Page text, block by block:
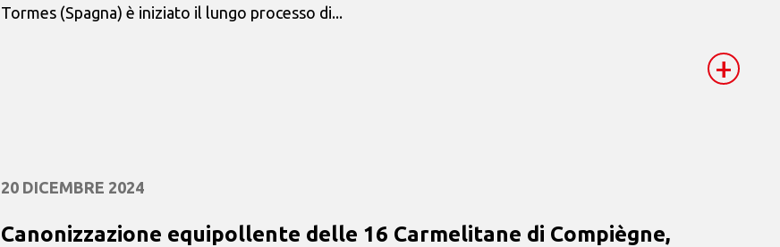
Tormes (Spagna) è iniziato il lungo processo di...
+
20 DICEMBRE 2024
Canonizzazione equipollente delle 16 Carmelitane di Compiègne,